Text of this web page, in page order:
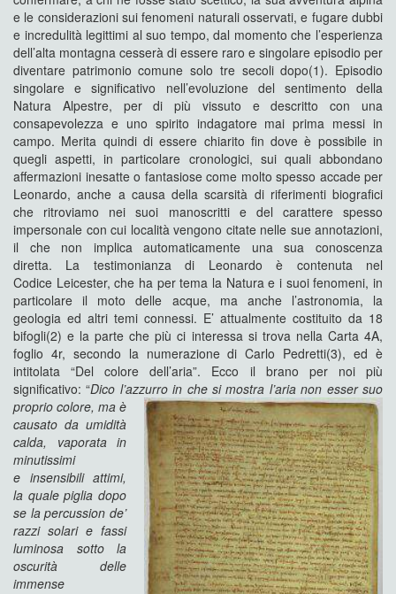
e le considerazioni sui fenomeni naturali osservati, e fugare dubbi
e incredulità legittimi al suo tempo, dal momento che l’esperienza
dell’alta montagna cesserà di essere raro e singolare episodio per
diventare patrimonio comune solo tre secoli dopo(1). Episodio
singolare e significativo nell’evoluzione del sentimento della
Natura Alpestre, per di più vissuto e descritto con una
consapevolezza e uno spirito indagatore mai prima messi in
campo. Merita quindi di essere chiarito fin dove è possibile in
quegli aspetti, in particolare cronologici, sui quali abbondano
affermazioni inesatte o fantasiose come molto spesso accade per
Leonardo, anche a causa della scarsità di riferimenti biografici
che ritroviamo nei suoi manoscritti e del carattere spesso
impersonale con cui località vengono citate nelle sue annotazioni,
il che non implica automaticamente una sua conoscenza
diretta. La testimonianza di Leonardo è contenuta nel
Codice Leicester, che ha per tema la Natura e i suoi fenomeni, in
particolare il moto delle acque, ma anche l’astronomia, la
geologia ed altri temi connessi. E’ attualmente costituito da 18
bifogli(2) e la parte che più ci interessa si trova nella Carta 4A,
foglio 4r, secondo la numerazione di Carlo Pedretti(3), ed è
intitolata “Del colore dell’aria”. Ecco il brano per noi più
significativo: “Dico l’azzurro in che si mostra l’aria non esser suo
proprio colore, ma è
causato da umidità
calda, vaporata in
minutissimi
e insensibili attimi,
la quale piglia dopo
se la percussion de’
razzi solari e fassi
luminosa sotto la
oscurità delle
immense